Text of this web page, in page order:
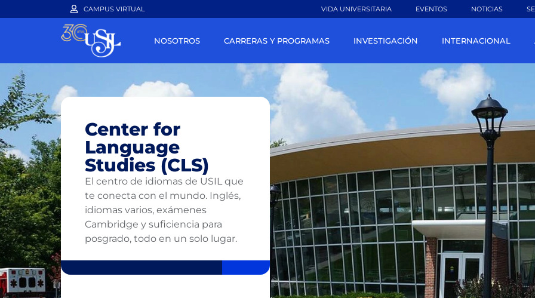
CAMPUS VIRTUAL VIDA UNIVERSITARIA EVENTOS NOTICIAS
NOSOTROS CARRERAS Y PROGRAMAS INVESTIGACIÓN INTERNACIONAL
Center for
Language
Studies (CLS)
El centro de idiomas de USIL que
te conecta con el mundo. Inglés,
idiomas varios, exámenes
Cambridge y suficiencia para
posgrado, todo en un solo lugar.